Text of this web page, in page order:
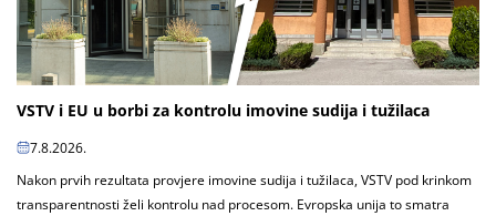
VSTV i EU u borbi za kontrolu imovine sudija i tužilaca
7.8.2026.
Nakon prvih rezultata provjere imovine sudija i tužilaca, VSTV pod krinkom
transparentnosti želi kontrolu nad procesom. Evropska unija to smatra